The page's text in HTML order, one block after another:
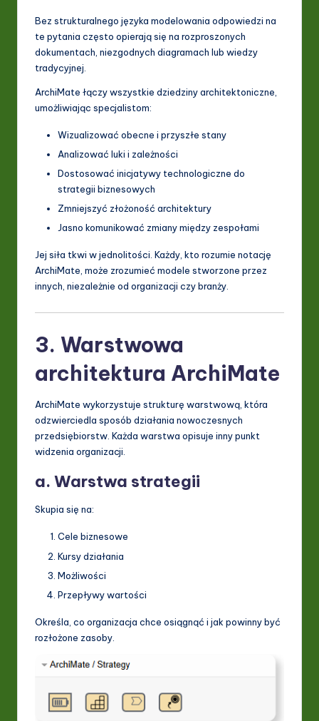
Bez strukturalnego języka modelowania odpowiedzi na
te pytania często opierają się na rozproszonych
dokumentach, niezgodnych diagramach lub wiedzy
tradycyjnej.
ArchiMate łączy wszystkie dziedziny architektoniczne,
umożliwiając specjalistom:
Wizualizować obecne i przyszłe stany
Analizować luki i zależności
Dostosować inicjatywy technologiczne do
strategii biznesowych
Zmniejszyć złożoność architektury
Jasno komunikować zmiany między zespołami
Jej siła tkwi w jednolitości. Każdy, kto rozumie notację
ArchiMate, może zrozumieć modele stworzone przez
innych, niezależnie od organizacji czy branży.
3. Warstwowa
architektura ArchiMate
ArchiMate wykorzystuje strukturę warstwową, która
odzwierciedla sposób działania nowoczesnych
przedsiębiorstw. Każda warstwa opisuje inny punkt
widzenia organizacji.
a. Warstwa strategii
Skupia się na:
Cele biznesowe
Kursy działania
Możliwości
Przepływy wartości
Określa, co organizacja chce osiągnąć i jak powinny być
rozłożone zasoby.